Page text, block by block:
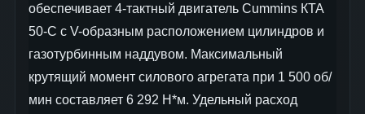
обеспечивает 4-тактный двигатель Cummins КТА
50-C с V-образным расположением цилиндров и
газотурбинным наддувом. Максимальный
крутящий момент силового агрегата при 1 500 об/
мин составляет 6 292 Н*м. Удельный расход